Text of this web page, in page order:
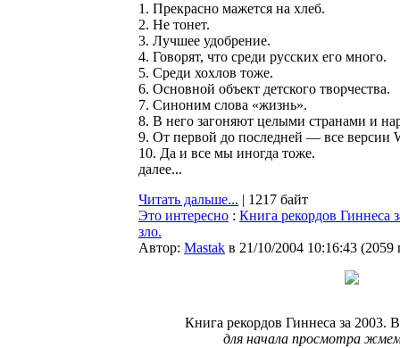
1. Прекрасно мажется на хлеб.
2. Не тонет.
3. Лучшее удобрение.
4. Говорят, что среди русских его много.
5. Среди хохлов тоже.
6. Основной объект детского творчества.
7. Синоним слова «жизнь».
8. В него загоняют целыми странами и
9. От первой до последней — все версии
10. Да и все мы иногда тоже.
далее...
Читать дальше... | 1217 байт
Это интересно : Книга рекордов Гиннеса
зло.
Автор: Мastak в 21/10/2004 10:16:43 (2059
Книга рекордов Гиннеса за 2003.
для начала просмотра